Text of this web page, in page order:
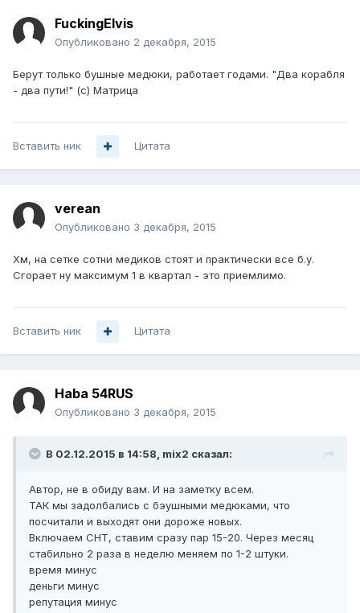
FuckingElvis
Опубликовано 2 декабря, 2015
Берут только бушные медюки, работает годами. "Два корабля
- два пути!" (с) Матрица
Вставить ник Цитата
verean
Опубликовано 3 декабря, 2015
Хм, на сетке сотни медиков стоят и практически все б.у.
Сгорает ну максимум 1 в квартал - это приемлимо.
Вставить ник Цитата
Haba 54RUS
Опубликовано 3 декабря, 2015
В 02.12.2015 в 14:58, mix2 сказал:
Автор, не в обиду вам. И на заметку всем.
ТАК мы задолбались с бэушными медюками, что
посчитали и выходят они дороже новых.
Включаем СНТ, ставим сразу пар 15-20. Через месяц
стабильно 2 раза в неделю меняем по 1-2 штуки.
время минус
деньги минус
репутация минус